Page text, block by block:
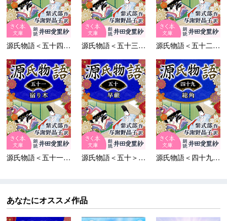
源氏物語＜五十四＞蜻蛉 源氏物語＜五十三＞浮舟 源氏物語＜五十二＞東屋
源氏物語＜五十一＞宿り... 源氏物語＜五十＞早蕨 源氏物語＜四十九＞総角
あなたにオススメ作品